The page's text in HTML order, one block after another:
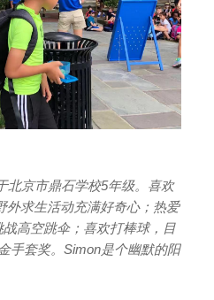
北京市鼎石学校5年级。喜欢
外求生活动充满好奇心；热爱
高空跳伞；喜欢打棒球，目
手套奖。Simon是个幽默的阳